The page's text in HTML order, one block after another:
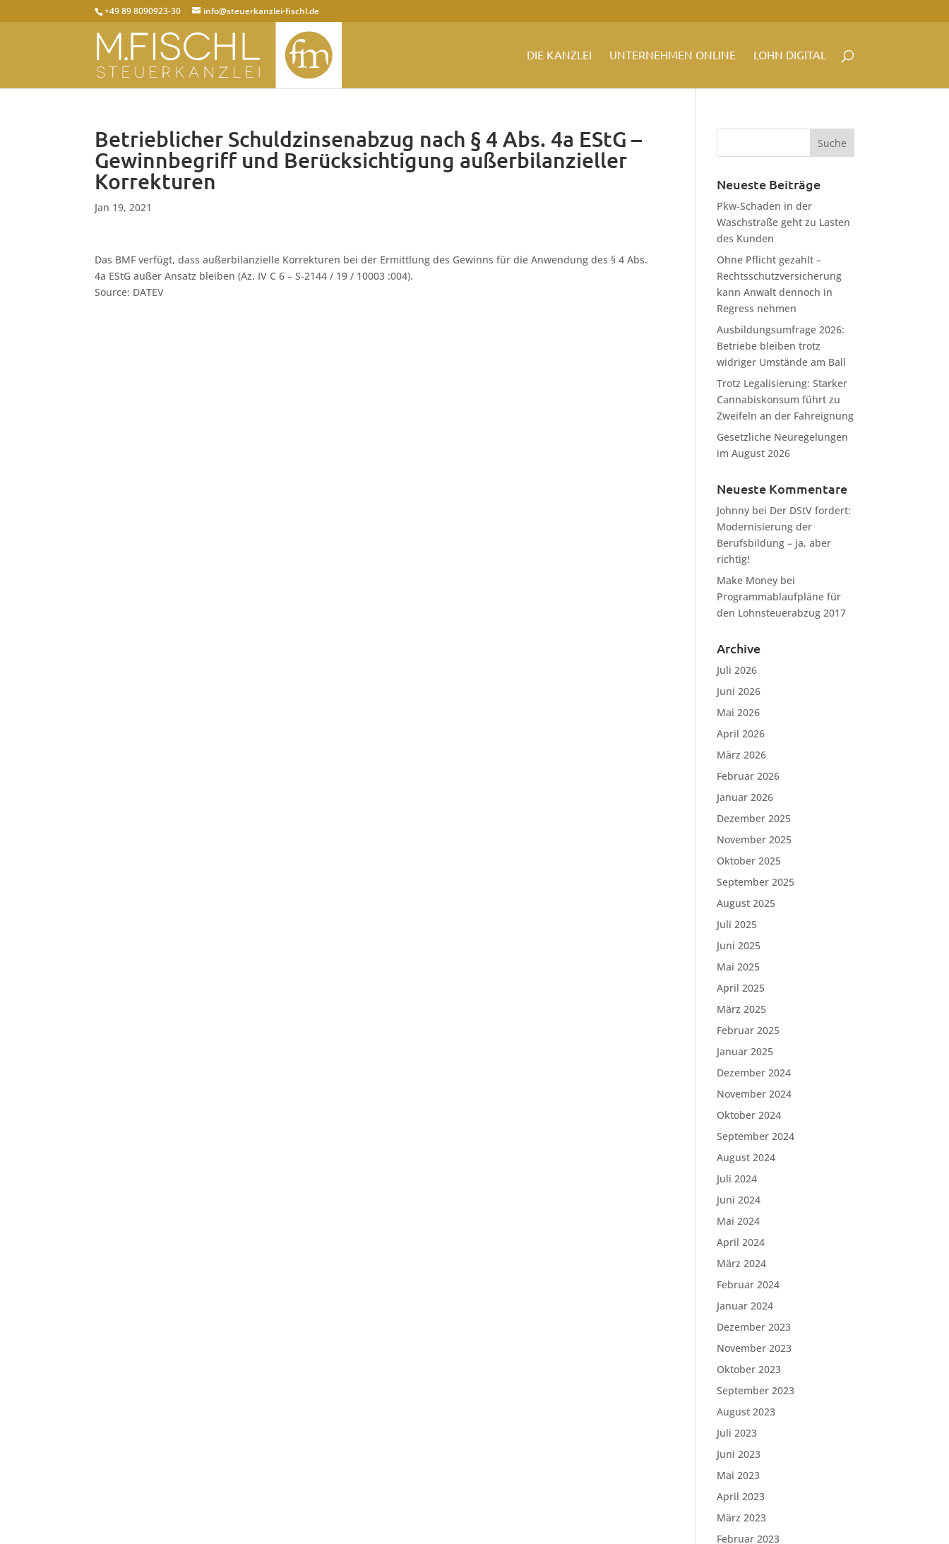
+49 89 8090923-30 info@steuerkanzlei-fischl.de
DIE KANZLEI UNTERNEHMEN ONLINE LOHN DIGITAL
Betrieblicher Schuldzinsenabzug nach § 4 Abs. 4a EStG –
Gewinnbegriff und Berücksichtigung außerbilanzieller
Korrekturen
Jan 19, 2021
Das BMF verfügt, dass außerbilanzielle Korrekturen bei der Ermittlung des Gewinns für die Anwendung des § 4 Abs.
4a EStG außer Ansatz bleiben (Az. IV C 6 – S-2144 / 19 / 10003 :004).
Source: DATEV
Neueste Beiträge
Pkw-Schaden in der
Waschstraße geht zu Lasten
des Kunden
Ohne Pflicht gezahlt –
Rechtsschutzversicherung
kann Anwalt dennoch in
Regress nehmen
Ausbildungsumfrage 2026:
Betriebe bleiben trotz
widriger Umstände am Ball
Trotz Legalisierung: Starker
Cannabiskonsum führt zu
Zweifeln an der Fahreignung
Gesetzliche Neuregelungen
im August 2026
Neueste Kommentare
Johnny bei Der DStV fordert:
Modernisierung der
Berufsbildung – ja, aber
richtig!
Make Money bei
Programmablaufpläne für
den Lohnsteuerabzug 2017
Archive
Juli 2026
Juni 2026
Mai 2026
April 2026
März 2026
Februar 2026
Januar 2026
Dezember 2025
November 2025
Oktober 2025
September 2025
August 2025
Juli 2025
Juni 2025
Mai 2025
April 2025
März 2025
Februar 2025
Januar 2025
Dezember 2024
November 2024
Oktober 2024
September 2024
August 2024
Juli 2024
Juni 2024
Mai 2024
April 2024
März 2024
Februar 2024
Januar 2024
Dezember 2023
November 2023
Oktober 2023
September 2023
August 2023
Juli 2023
Juni 2023
Mai 2023
April 2023
März 2023
Februar 2023